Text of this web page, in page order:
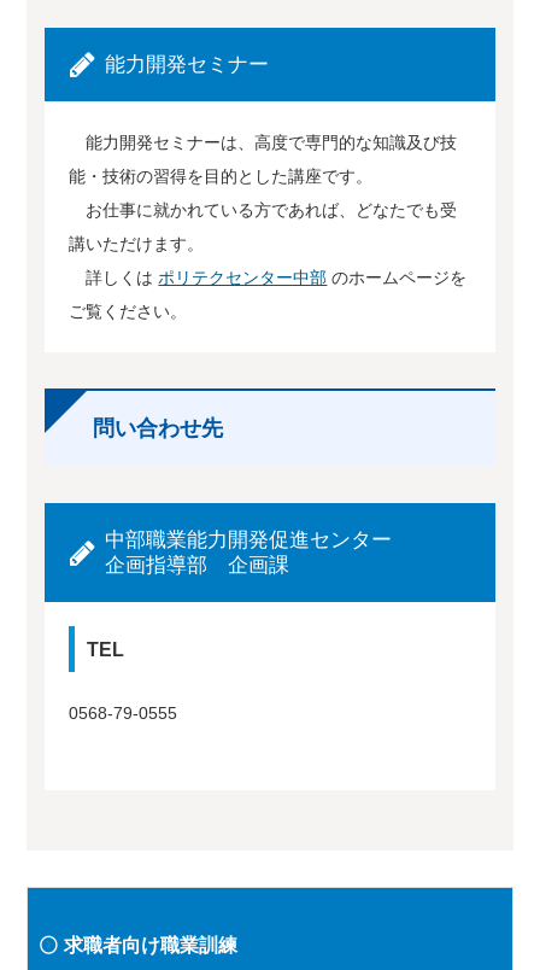
能力開発セミナー
能力開発セミナーは、高度で専門的な知識及び技
能・技術の習得を目的とした講座です。
お仕事に就かれている方であれば、どなたでも受
講いただけます。
詳しくは ポリテクセンター中部 のホームページを
ご覧ください。
問い合わせ先
中部職業能力開発促進センター
企画指導部 企画課
TEL
0568-79-0555
求職者向け職業訓練